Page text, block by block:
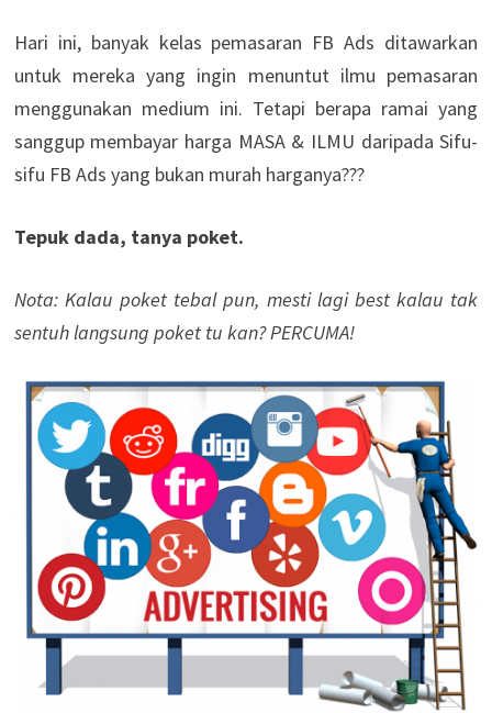
Hari ini, banyak kelas pemasaran FB Ads ditawarkan
untuk mereka yang ingin menuntut ilmu pemasaran
menggunakan medium ini. Tetapi berapa ramai yang
sanggup membayar harga MASA & ILMU daripada Sifu-
sifu FB Ads yang bukan murah harganya???
Tepuk dada, tanya poket.
Nota: Kalau poket tebal pun, mesti lagi best kalau tak
sentuh langsung poket tu kan? PERCUMA!